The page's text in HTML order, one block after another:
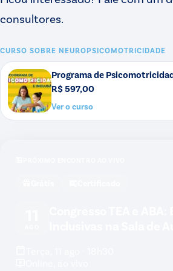
consultores.
CURSO SOBRE NEUROPSICOMOTRICIDADE
Programa de
R$ 597,00
Ver o curso